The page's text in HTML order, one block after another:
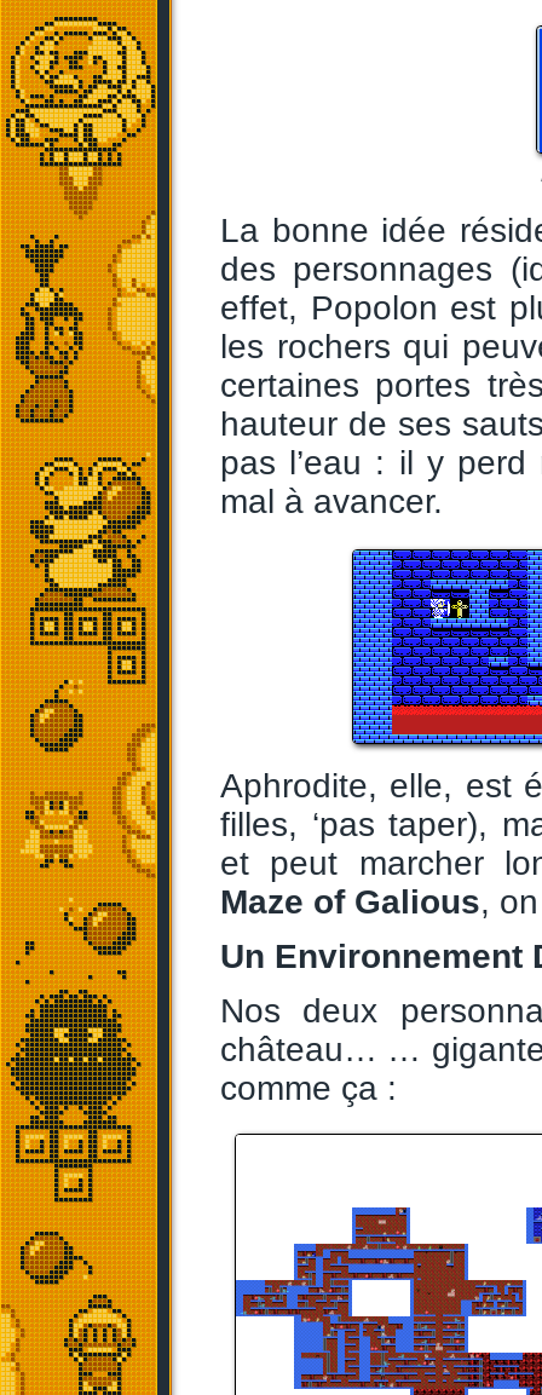
La bonne idée
des personnages
effet, Popolon est
les rochers qui
certaines portes
hauteur de ses
pas l’eau : il y
mal à avancer.
Aphrodite, elle, est
filles, ‘pas taper),
et peut marcher
Maze of Galious,
Un Environnement
Nos deux
château… …
comme ça :